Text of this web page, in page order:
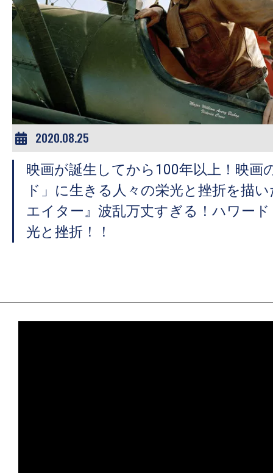
2020.08.25
映画が誕生してから100年以上！映画
ド」に生きる人々の栄光と挫折を描
エイター』波乱万丈すぎる！ハワー
光と挫折！！